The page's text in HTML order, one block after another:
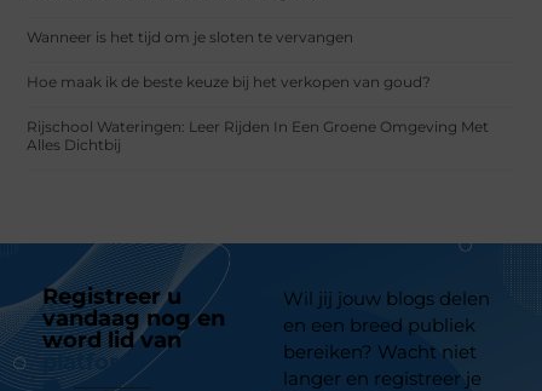
Wanneer is het tijd om je sloten te vervangen
Hoe maak ik de beste keuze bij het verkopen van goud?
Rijschool Wateringen: Leer Rijden In Een Groene Omgeving Met
Alles Dichtbij
Registreer u
vandaag nog en
word lid van
platform
Wil jij jouw blogs delen
en een breed publiek
bereiken? Wacht niet
langer en registreer je